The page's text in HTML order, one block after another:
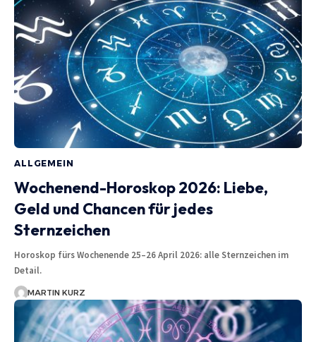
ALLGEMEIN
Wochenend-Horoskop 2026: Liebe,
Geld und Chancen für jedes
Sternzeichen
Horoskop fürs Wochenende 25–26 April 2026: alle Sternzeichen im
Detail.
MARTIN KURZ